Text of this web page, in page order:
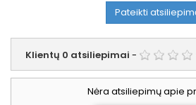
Pateikti
Klientų 0 atsiliepimai -
Nėra atsiliepimų apie